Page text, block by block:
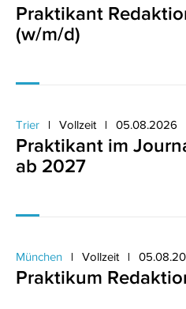
Praktikant
(w/m/d)
Trier Vollzeit 05.08.2026
Praktikant im
ab 2027
München Vollzeit
Praktikum